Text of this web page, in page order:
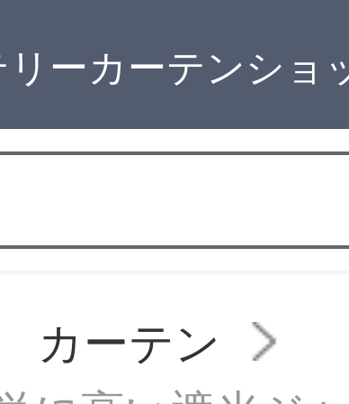
リーカーテンショ
カーテン